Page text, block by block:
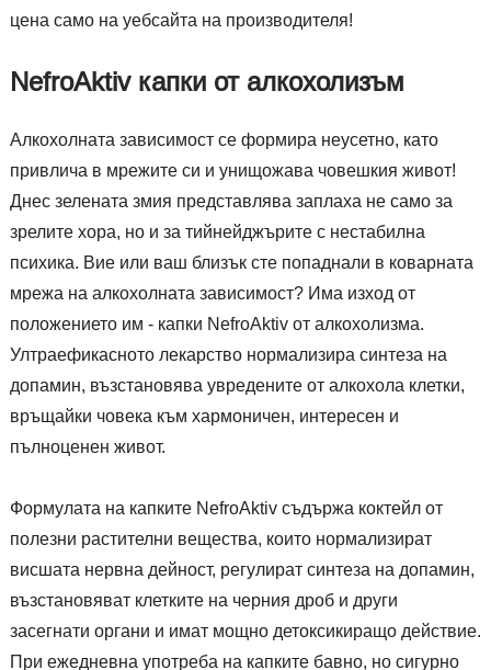
цена само на уебсайта на производителя!
NefroAktiv капки от алкохолизъм
Алкохолната зависимост се формира неусетно, като
привлича в мрежите си и унищожава човешкия живот!
Днес зелената змия представлява заплаха не само за
зрелите хора, но и за тийнейджърите с нестабилна
психика. Вие или ваш близък сте попаднали в коварната
мрежа на алкохолната зависимост? Има изход от
положението им - капки NefroAktiv от алкохолизма.
Ултраефикасното лекарство нормализира синтеза на
допамин, възстановява увредените от алкохола клетки,
връщайки човека към хармоничен, интересен и
пълноценен живот.
Формулата на капките NefroAktiv съдържа коктейл от
полезни растителни вещества, които нормализират
висшата нервна дейност, регулират синтеза на допамин,
възстановяват клетките на черния дроб и други
засегнати органи и имат мощно детоксикиращо действие.
При ежедневна употреба на капките бавно, но сигурно